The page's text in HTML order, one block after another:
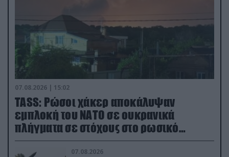
07.08.2026 | 15:02
TASS: Ρώσοι χάκερ αποκάλυψαν
εμπλοκή του ΝΑΤΟ σε ουκρανικά
πλήγματα σε στόχους στο ρωσικό
έδαφος!
07.08.2026